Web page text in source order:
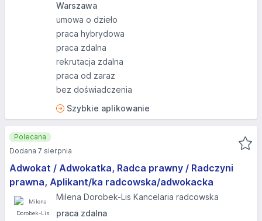
Warszawa
umowa o dzieło
praca hybrydowa
praca zdalna
rekrutacja zdalna
praca od zaraz
bez doświadczenia
Szybkie aplikowanie
Adwokat / Adwokatka, Radca prawny / Radczyni
prawna, Aplikant/ka radcowska/adwokacka
Milena Dorobek-Lis Kancelaria radcowska
praca zdalna
Polecana
Dodana 7 sierpnia